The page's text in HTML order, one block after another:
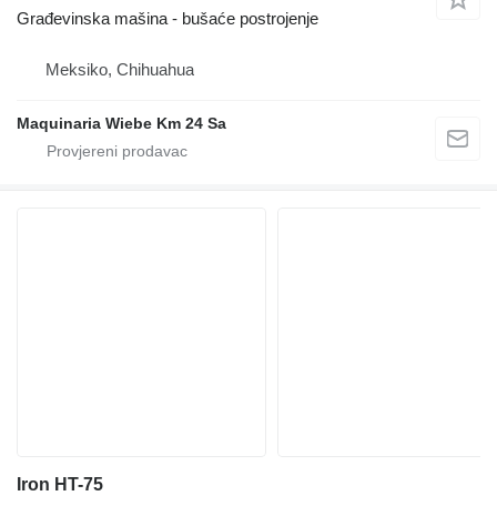
Građevinska mašina - bušaće postrojenje
Meksiko, Chihuahua
Maquinaria Wiebe Km 24 Sa
Iron HT-75